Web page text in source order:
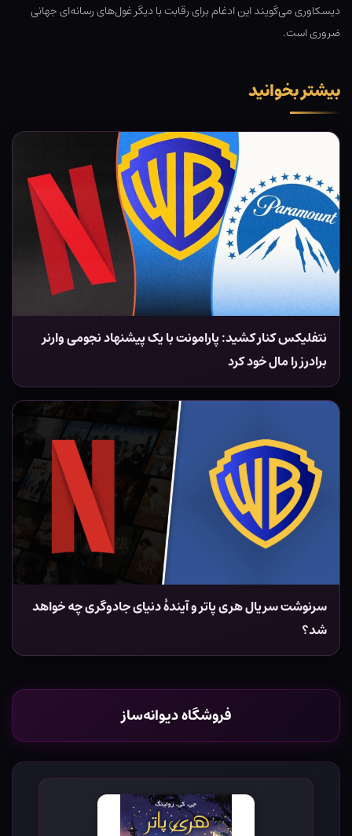
دیسکاوری می‌گویند این ادغام برای رقابت با دیگر غول‌های رسانه‌ای جهانی
ضروری است.
بیشتر بخوانید
نتفلیکس کنار کشید: پارامونت با یک پیشنهاد نجومی وارنر
برادرز را مال خود کرد
سرنوشت سریال هری پاتر و آیندهٔ دنیای جادوگری چه خواهد
شد؟
فروشگاه دیوانه‌ساز